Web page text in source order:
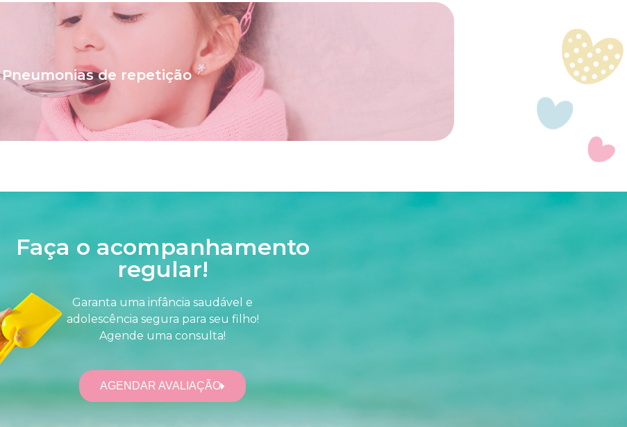
Pneumonias de repetição
em que a criança apresenta mais de 5 episódios de pneumonia na vida,
acompanhamento com o pneumologista é essencial para diagnosticá-la e
tratá-la.
Faça o acompanhamento
regular!
Garanta uma infância saudável e
adolescência segura para seu filho!
Agende uma consulta!
AGENDAR AVALIAÇÃO